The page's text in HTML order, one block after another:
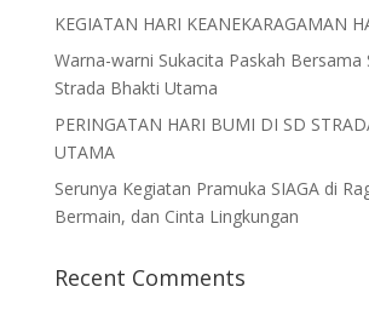
KEGIATAN HARI KEANEKARAGAMAN
Warna-warni Sukacita Paskah Bersama
Strada Bhakti Utama
PERINGATAN HARI BUMI DI SD
UTAMA
Serunya Kegiatan Pramuka SIAGA di
Bermain, dan Cinta Lingkungan
Recent Comments